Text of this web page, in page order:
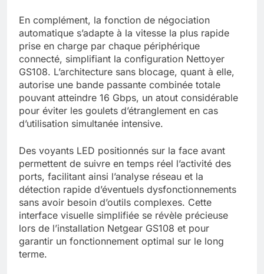
En complément, la fonction de négociation
automatique s’adapte à la vitesse la plus rapide
prise en charge par chaque périphérique
connecté, simplifiant la configuration Nettoyer
GS108. L’architecture sans blocage, quant à elle,
autorise une bande passante combinée totale
pouvant atteindre 16 Gbps, un atout considérable
pour éviter les goulets d’étranglement en cas
d’utilisation simultanée intensive.
Des voyants LED positionnés sur la face avant
permettent de suivre en temps réel l’activité des
ports, facilitant ainsi l’analyse réseau et la
détection rapide d’éventuels dysfonctionnements
sans avoir besoin d’outils complexes. Cette
interface visuelle simplifiée se révèle précieuse
lors de l’installation Netgear GS108 et pour
garantir un fonctionnement optimal sur le long
terme.